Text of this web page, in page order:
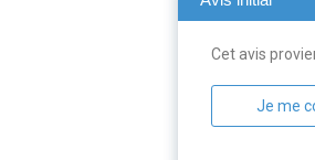
Cet avis
Je me